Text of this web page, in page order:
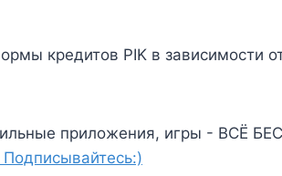
кредитов PIK в зависимости
приложения, игры - ВСЁ